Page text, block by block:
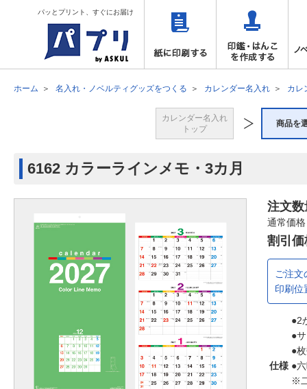
パッとプリント、すぐにお届け
ホーム 名入れ・ノベルティグッズをつくる カレンダー名入れ カレ
カレンダー名入れ
トップ
商品を
6162 カラーラインメモ・3カ月
注文数
通常価格
割引価
ご注文
印刷位
仕様
●2
●
●
●
※